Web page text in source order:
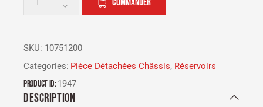
SKU: 10751200
Categories: Pièce Détachées Châssis, Réservoirs
Product ID:1947
DESCRIPTION